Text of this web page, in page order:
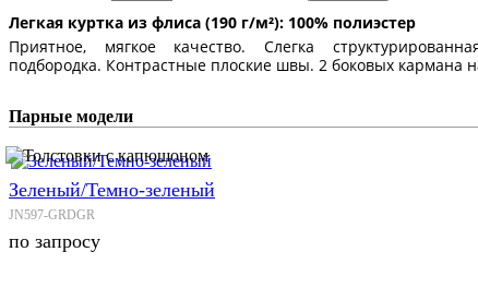
Легкая куртка из флиса (190 г/м²): 100% полиэстер
Приятное, мягкое качество.Слегка
подбородка. Контрастные плоские швы. 2 боковых кармана
Парные модели
Зеленый/Темно-зеленый
JN597-GRDGR
по запросу